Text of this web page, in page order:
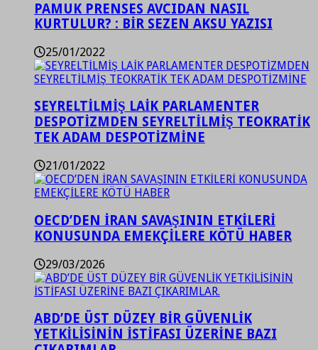
PAMUK PRENSES AVCIDAN NASIL
KURTULUR? : BİR SEZEN AKSU YAZISI
25/01/2022
SEYRELTİLMİŞ LAİK PARLAMENTER
DESPOTİZMDEN SEYRELTİLMİŞ TEOKRATİK
TEK ADAM DESPOTİZMİNE
21/01/2022
OECD’DEN İRAN SAVAŞININ ETKİLERİ
KONUSUNDA EMEKÇİLERE KÖTÜ HABER
29/03/2026
ABD’DE ÜST DÜZEY BİR GÜVENLİK
YETKİLİSİNİN İSTİFASI ÜZERİNE BAZI